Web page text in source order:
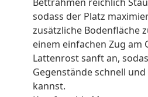
sodass der Platz
zusätzliche Bodenfläche
einem einfachen Zug am
Lattenrost sanft an,
Gegenstände schnell
kannst.